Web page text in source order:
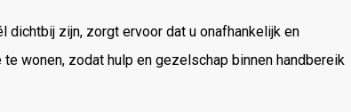
dichtbij zijn, zorgt ervoor dat u onafhankelijk en
wonen, zodat hulp en gezelschap binnen handbereik